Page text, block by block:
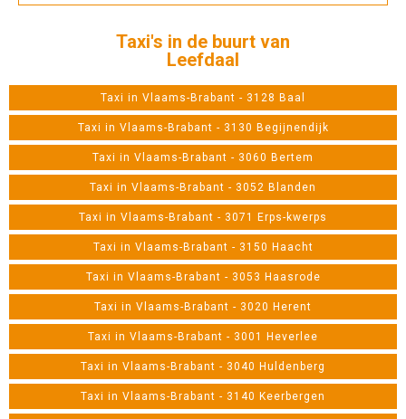
Taxi's in de buurt van
Leefdaal
Taxi in Vlaams-Brabant - 3128 Baal
Taxi in Vlaams-Brabant - 3130 Begijnendijk
Taxi in Vlaams-Brabant - 3060 Bertem
Taxi in Vlaams-Brabant - 3052 Blanden
Taxi in Vlaams-Brabant - 3071 Erps-kwerps
Taxi in Vlaams-Brabant - 3150 Haacht
Taxi in Vlaams-Brabant - 3053 Haasrode
Taxi in Vlaams-Brabant - 3020 Herent
Taxi in Vlaams-Brabant - 3001 Heverlee
Taxi in Vlaams-Brabant - 3040 Huldenberg
Taxi in Vlaams-Brabant - 3140 Keerbergen